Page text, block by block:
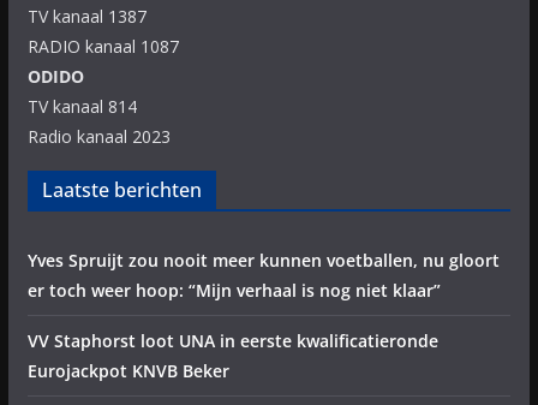
TV kanaal 1387
RADIO kanaal 1087
ODIDO
TV kanaal 814
Radio kanaal 2023
Laatste berichten
Yves Spruijt zou nooit meer kunnen voetballen, nu gloort
er toch weer hoop: “Mijn verhaal is nog niet klaar”
VV Staphorst loot UNA in eerste kwalificatieronde
Eurojackpot KNVB Beker